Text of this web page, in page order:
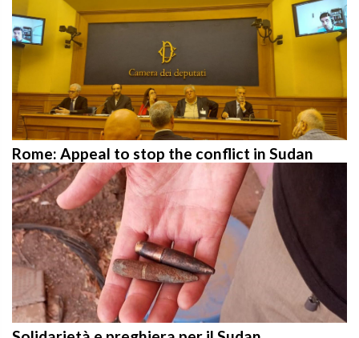
Rome: Appeal to stop the conflict in Sudan
Solidarietà e preghiera per il Sudan